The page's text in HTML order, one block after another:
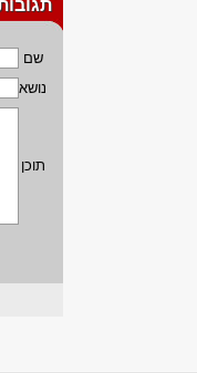
שם
נושא
תוכן